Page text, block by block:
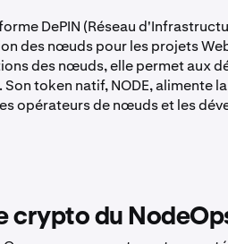
DePIN (Réseau
des nœuds pour les projets
des nœuds, elle permet aux
Son token natif, NODE,
opérateurs de nœuds et les
crypto du